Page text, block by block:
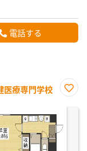
電話する
医療専門学校
に入
録